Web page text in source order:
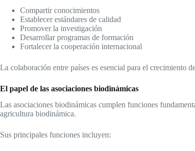
Compartir conocimientos
Establecer estándares de calidad
Promover la investigación
Desarrollar programas de formación
Fortalecer la cooperación internacional
La colaboración entre países es esencial para el crecimiento
El papel de las asociaciones biodinámicas
Las asociaciones biodinámicas cumplen funciones
agricultura biodinámica.
Sus principales funciones incluyen: